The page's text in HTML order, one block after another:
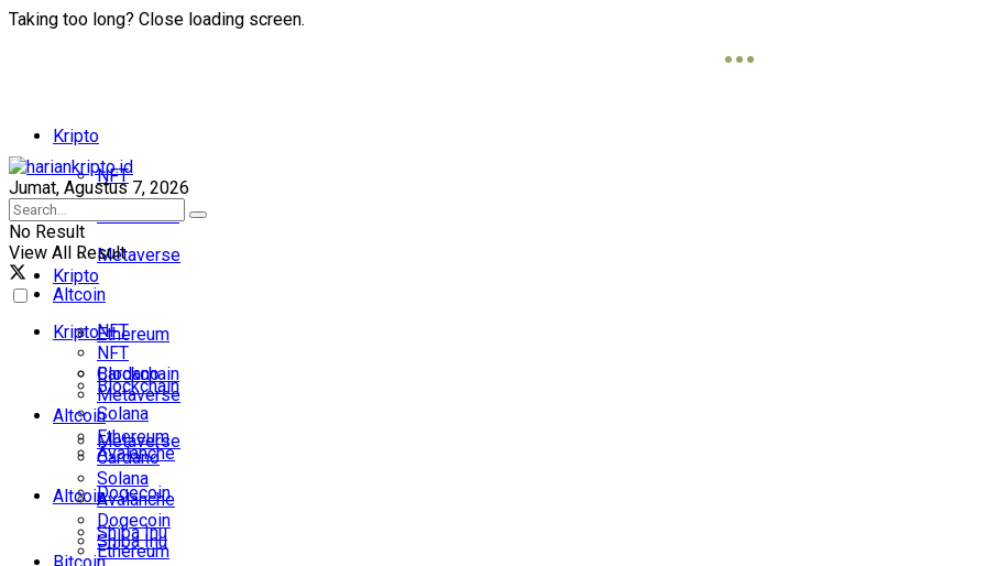
Taking too long? Close loading screen.
Kripto
NFT
Blockchain
Metaverse
Altcoin
Ethereum
Cardano
Solana
Avalanche
Dogecoin
Shiba Inu
Jumat, Agustus 7, 2026
No Result
View All Result
Kripto
NFT
Blockchain
Metaverse
Altcoin
Ethereum
Kripto
NFT
Blockchain
Metaverse
Altcoin
Ethereum
Cardano
Solana
Avalanche
Dogecoin
Shiba Inu